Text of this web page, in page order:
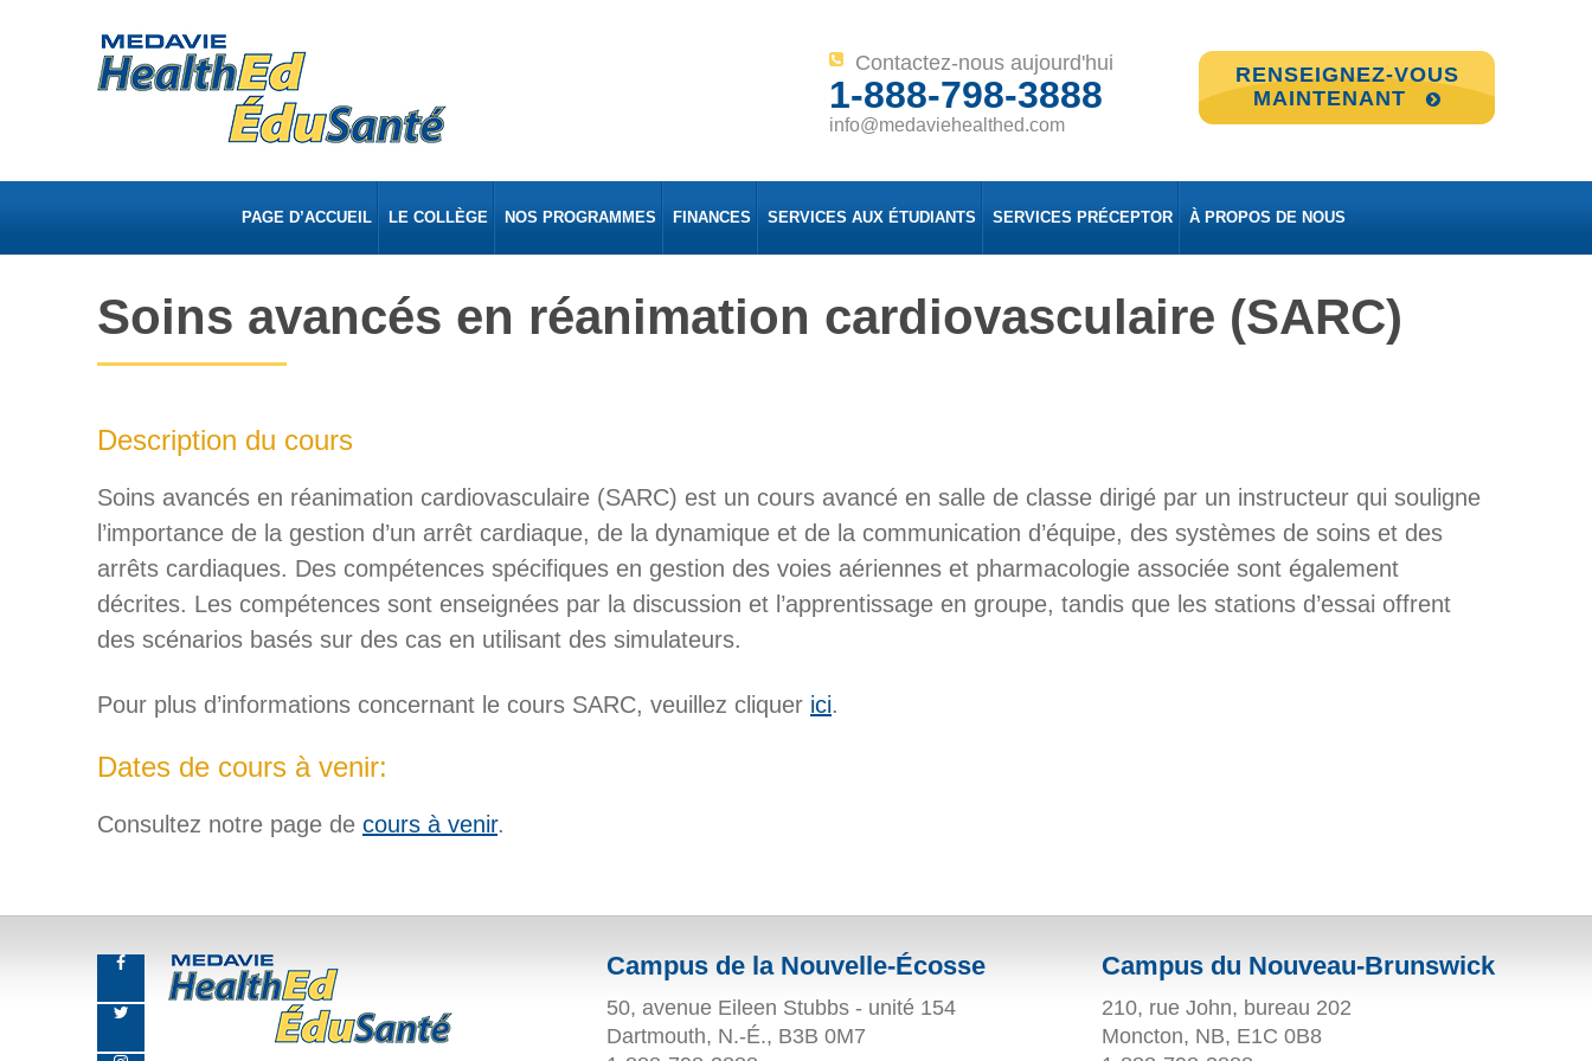
Contactez-nous aujourd'hui
1-888-798-3888
info@medaviehealthed.com
RENSEIGNEZ-VOUS
MAINTENANT
PAGE D’ACCUEIL LE COLLÈGE NOS PROGRAMMES FINANCES SERVICES AUX ÉTUDIANTS SERVICES PRÉCEPTOR À PROPOS DE NOUS
Soins avancés en réanimation cardiovasculaire (SARC)
Description du cours
Soins avancés en réanimation cardiovasculaire (SARC) est un cours avancé en salle de classe dirigé par un instructeur qui souligne
l’importance de la gestion d’un arrêt cardiaque, de la dynamique et de la communication d’équipe, des systèmes de soins et des
arrêts cardiaques. Des compétences spécifiques en gestion des voies aériennes et pharmacologie associée sont également
décrites. Les compétences sont enseignées par la discussion et l’apprentissage en groupe, tandis que les stations d’essai offrent
des scénarios basés sur des cas en utilisant des simulateurs.
Pour plus d’informations concernant le cours SARC, veuillez cliquer ici.
Dates de cours à venir:
Consultez notre page de cours à venir.
Campus du Nouveau-Brunswick
210, rue John, bureau 202
Moncton, NB, E1C 0B8
Campus de la Nouvelle-Écosse
50, avenue Eileen Stubbs - unité 154
Dartmouth, N.-É., B3B 0M7